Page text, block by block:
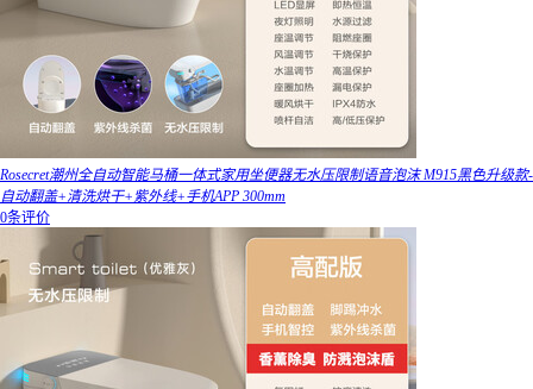
Rosecret潮州全自动智能马桶一体式家用坐便器无水压限制语音泡沫 M915黑色升级款-
自动翻盖+清洗烘干+紫外线+手机APP 300mm
0条评价